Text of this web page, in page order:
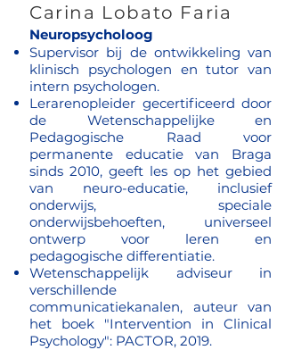
Carina Lobato Faria
Neuropsycholoog
Supervisor bij de ontwikkeling van
klinisch psychologen en tutor van
intern psychologen.
Lerarenopleider gecertificeerd door
de Wetenschappelijke en
Pedagogische Raad voor
permanente educatie van Braga
sinds 2010, geeft les op het gebied
van neuro-educatie, inclusief
onderwijs, speciale
onderwijsbehoeften, universeel
ontwerp voor leren en
pedagogische differentiatie.
Wetenschappelijk adviseur in
verschillende
communicatiekanalen, auteur van
het boek "Intervention in Clinical
Psychology": PACTOR, 2019.